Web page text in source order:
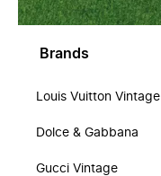
Brands
Louis Vuitton Vintage
Dolce & Gabbana
Gucci Vintage